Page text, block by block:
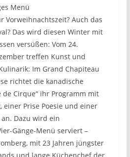
Menü
Vorweihnachtszeit? Auch das
Das wird diesen Winter mit
versüßen: Vom 24.
treffen Kunst und
Im Grand Chapiteau
richtet die kanadische
de Cirque“ ihr Programm mit
einer Prise Poesie und einer
Dazu wird ein
Gänge-Menü serviert –
mit 23 Jahren jüngster
und lange Küchenchef der